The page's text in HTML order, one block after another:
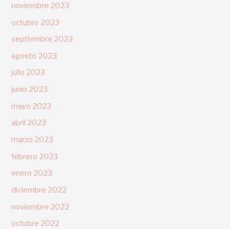
noviembre 2023
octubre 2023
septiembre 2023
agosto 2023
julio 2023
junio 2023
mayo 2023
abril 2023
marzo 2023
febrero 2023
enero 2023
diciembre 2022
noviembre 2022
octubre 2022